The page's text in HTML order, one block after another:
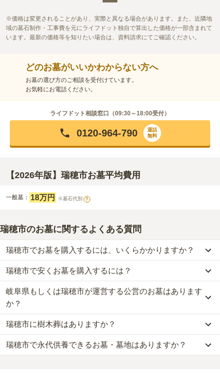
価格は変更されることがあり、実際と異なる場合があります。また、近隣地
域の墓石制作・工事費を元にライフドット独自で算出した価格が一部含まれて
います。最新の価格等を知りたい場合は、資料請求にてご確認ください。
どのお墓がいいかわからない方へ
お墓の選び方のご相談を受付けています。
お気軽にお電話ください。
ライフドット相談窓口（09:30～18:00受付）
0120-964-790
通話
無料
【2026年版】瑞穂市お墓平均費用
一般墓： 18万円 ※墓石代別 ?
瑞穂市のお墓に関するよくある質問
瑞穂市でお墓を購入するには、いくらかかりますか？
瑞穂市での購入費用の目安は、一般墓が約179万円
一般墓を建てる場合は、「永代使用料（土地代）」と「墓石代」の
2つが主な費用となります。
瑞穂市
平均161万円です。いずれも区画の広さや墓石の大きさ・素材によ
って変わります。
なお、お墓によっては以下の費用が別途かかる場合があります。
瑞穂市で安くお墓を購入するには？
瑞穂市で一番安価なお墓は、瑞穂市営 野田霊園の一般墓 で、18万
円(墓石代別)
一般的に最も費用を抑えられるのは、他の方のご遺骨と一緒に埋葬
する「合祀墓（ごうしぼ）」と呼ばれるタイプです。個別のお墓に
比べて省スペースで管理の手間がかからないため、費用が安く設定
されています。
価格の目安は、1名あたり5万円〜30万円程度です。
岐阜県もしくは瑞穂市が運営する公営のお墓はあります
か？
瑞穂市には、岐阜県もしくは瑞穂市
件あ
ります。
瑞穂市営 ほづみ霊園 と瑞穂市営 野田霊園がそれにあたります。
瑞穂市に樹木葬はありますか？
瑞穂市には、樹木葬の掲載がありません。
自然葬をお考えの場合は、海洋散骨もご検討ください。
瑞穂市で永代供養できるお墓・墓地はありますか？